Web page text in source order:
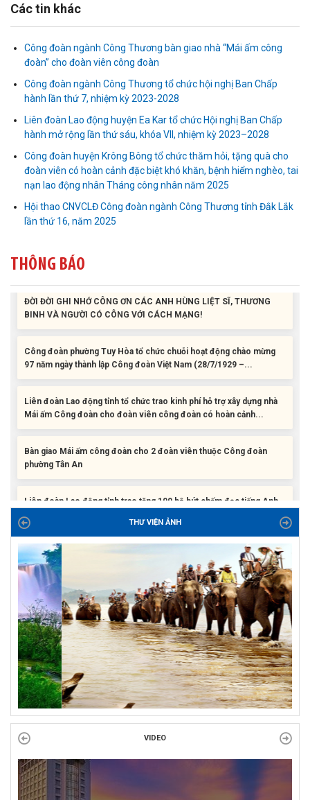
Các tin khác
Công đoàn ngành Công Thương bàn giao nhà “Mái ấm công
đoàn” cho đoàn viên công đoàn
Công đoàn ngành Công Thương tổ chức hội nghị Ban Chấp
hành lần thứ 7, nhiệm kỳ 2023-2028
Liên đoàn Lao động huyện Ea Kar tổ chức Hội nghị Ban Chấp
hành mở rộng lần thứ sáu, khóa VII, nhiệm kỳ 2023–2028
Công đoàn huyện Krông Bông tổ chức thăm hỏi, tặng quà cho
đoàn viên có hoàn cảnh đặc biệt khó khăn, bệnh hiểm nghèo, tai
nạn lao động nhân Tháng công nhân năm 2025
Hội thao CNVCLĐ Công đoàn ngành Công Thương tỉnh Đắk Lắk
lần thứ 16, năm 2025
THÔNG BÁO
Liên đoàn Lao động tỉnh tổ chức trao kinh phí hỗ trợ xây dựng nhà
Mái ấm Công đoàn cho đoàn viên công đoàn có hoàn cảnh...
Bàn giao Mái ấm công đoàn cho 2 đoàn viên thuộc Công đoàn
phường Tân An
Liên đoàn Lao động tỉnh trao tặng 100 bộ bút chấm đọc tiếng Anh
BINH VÀ NGƯỜI CÓ CÔNG VỚI CÁCH MẠNG!
ĐỜI ĐỜI GHI NHỚ CÔNG ƠN CÁC ANH HÙNG LIỆT SĨ, THƯƠNG
BINH VÀ NGƯỜI CÓ CÔNG VỚI CÁCH MẠNG!
Công đoàn phường Tuy Hòa tổ chức chuỗi hoạt động chào mừng
97 năm ngày thành lập Công đoàn Việt Nam (28/7/1929 –...
THƯ VIỆN ẢNH
VIDEO